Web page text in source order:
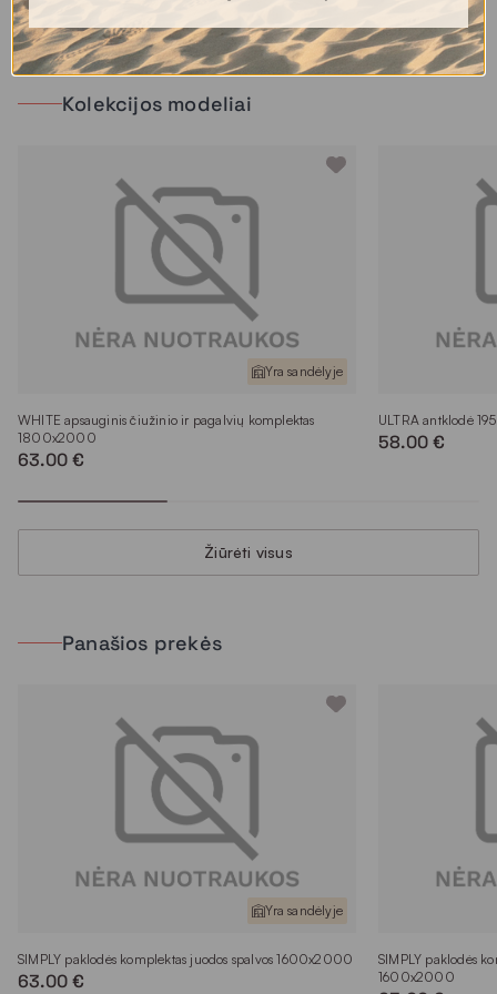
Kolekcijos modeliai
Yra sandėlyje
WHITE apsauginis čiužinio ir pagalvių komplektas
1800x2000
63.00 €
ULTRA antklodė
58.00 €
Žiūrėti visus
Panašios prekės
Yra sandėlyje
SIMPLY paklodės komplektas juodos spalvos 1600x2000
63.00 €
SIMPLY paklodės
1600x2000